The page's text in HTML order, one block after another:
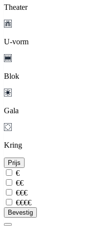
Theater
U-vorm
Blok
Gala
Kring
Prijs
€
€€
€€€
€€€€
Bevestig